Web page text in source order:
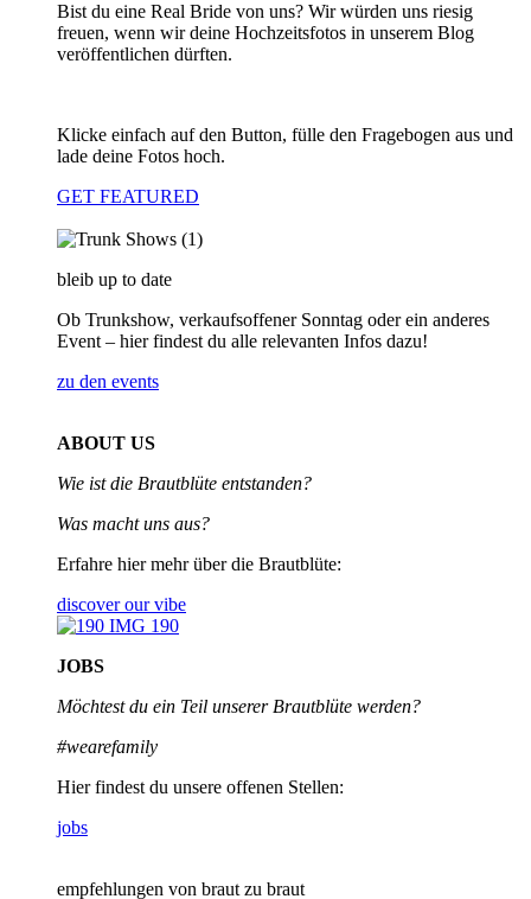
Bist du eine Real Bride von uns? Wir würden uns riesig
freuen, wenn wir deine Hochzeitsfotos in unserem Blog
veröffentlichen dürften.
Klicke einfach auf den Button, fülle den Fragebogen aus und
lade deine Fotos hoch.
GET FEATURED
bleib up to date
Ob Trunkshow, verkaufsoffener Sonntag oder ein anderes
Event – hier findest du alle relevanten Infos dazu!
zu den events
ABOUT US
Wie ist die Brautblüte entstanden?
Was macht uns aus?
Erfahre hier mehr über die Brautblüte:
discover our vibe
JOBS
Möchtest du ein Teil unsererBrautblüte werden?
#wearefamily
Hier findest du unsere offenen Stellen:
jobs
empfehlungen von braut zu braut